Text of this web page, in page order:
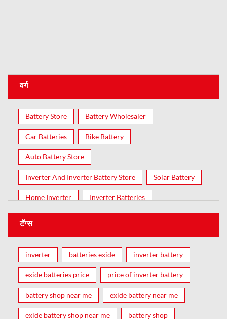
वर्ग
Battery Store Battery Wholesaler
Car Batteries Bike Battery
Auto Battery Store
Inverter And Inverter Battery Store Solar Battery
Home Inverter Inverter Batteries
टॅग्स
inverter batteries exide inverter battery
exide batteries price price of inverter battery
battery shop near me exide battery near me
exide battery shop near me battery shop